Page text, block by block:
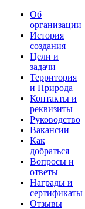
Об
организации
История
создания
Цели и
задачи
Территория
и Природа
Контакты и
реквизиты
Руководство
Вакансии
Как
добраться
Вопросы и
ответы
Награды и
сертификаты
Отзывы